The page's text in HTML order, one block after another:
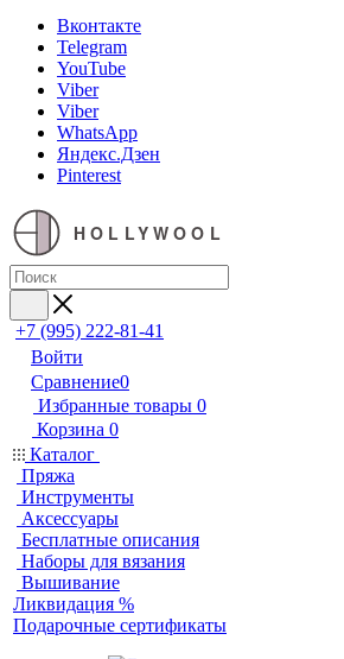
Вконтакте
Telegram
YouTube
Viber
Viber
WhatsApp
Яндекс.Дзен
Pinterest
HOLLYWOOL
+7 (995) 222-81-41
Войти
Сравнение0
Избранные товары 0
Корзина 0
Каталог
Пряжа
Инструменты
Аксессуары
Бесплатные описания
Наборы для вязания
Вышивание
Ликвидация %
Подарочные сертификаты